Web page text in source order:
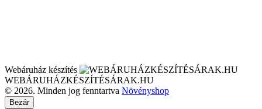
Webáruház készítés
WEBÁRUHÁZKÉSZÍTÉSÁRAK.HU
© 2026. Minden jog fenntartva Növényshop
Bezár